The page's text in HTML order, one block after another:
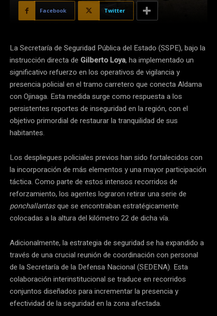
Facebook Twitter
La Secretaría de Seguridad Pública del Estado (SSPE), bajo la
instrucción directa de Gilberto Loya, ha implementado un
significativo refuerzo en los operativos de vigilancia y
presencia policial en el tramo carretero que conecta Aldama
con Ojinaga. Esta medida surge como respuesta a los
persistentes reportes de inseguridad en la región, con el
objetivo primordial de restaurar la tranquilidad de sus
habitantes.
Los despliegues policiales previos han sido fortalecidos con
la incorporación de más elementos y una mayor participación
táctica. Como parte de estos intensos recorridos de
reforzamiento, los agentes lograron retirar una serie de
ponchallantasque se encontraban estratégicamente
colocadas a la altura del kilómetro 22 de dicha vía.
Adicionalmente, la estrategia de seguridad se ha expandido a
través de una crucial reunión de coordinación con personal
de la Secretaría de la Defensa Nacional (SEDENA). Esta
colaboración interinstitucional se traduce en recorridos
conjuntos diseñados para incrementar la presencia y
efectividad de la seguridad en la zona afectada.